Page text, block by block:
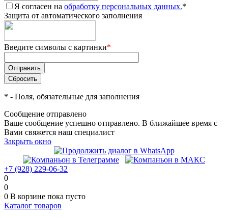
Я согласен на обработку персональных данных.*
Защита от автоматического заполнения
Введите символы с картинки*
* - Поля, обязательные для заполнения
Сообщение отправлено
Ваше сообщение успешно отправлено. В ближайшее время с
Вами свяжется наш специалист
Закрыть окно
+7 (928) 229-06-32
0
0
0 В корзине пока пусто
Каталог товаров